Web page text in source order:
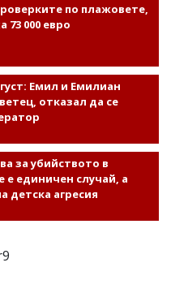
по плажовете,
73 000 евро
Емил и Емилиан
отказал да се
за убийството в
е единичен случай, а
детска агресия